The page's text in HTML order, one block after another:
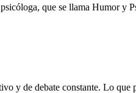
que se llama Humor
y de debate constante. Lo